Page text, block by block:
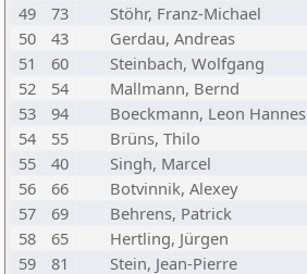
49
73 Stöhr, Franz-Michael
50
43 Gerdau, Andreas
51
60 Steinbach, Wolfgang
52
54 Mallmann, Bernd
53
94 Boeckmann, Leon Hannes
54
55 Brüns, Thilo
55
40 Singh, Marcel
56
66 Botvinnik, Alexey
57
69 Behrens, Patrick
58
65 Hertling, Jürgen
59
81 Stein, Jean-Pierre